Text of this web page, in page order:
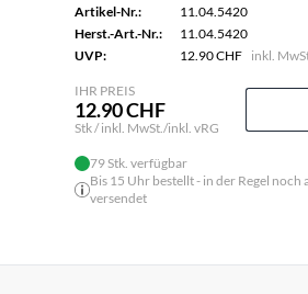
Artikel-Nr.:
11.04.5420
Herst.-Art.-Nr.:
11.04.5420
UVP:
12.90 CHF inkl.
IHR PREIS
12.90 CHF
Stk / inkl. MwSt./inkl. vRG
79 Stk. verfügbar
Bis 15 Uhr bestellt - in der Regel noch
versendet